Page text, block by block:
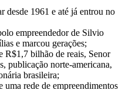
desde 1961 e até já entrou no
empreendedor de Silvio
e marcou gerações;
R$1,7 bilhão de reais, Senor
publicação norte-americana,
brasileira;
rede de empreendimentos